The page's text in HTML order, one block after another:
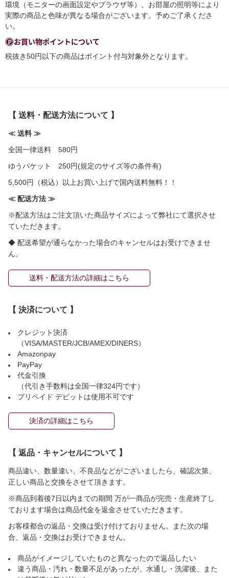
環境（モニターの画面設定やブラウザ等）、お部屋の照明等により
実際の商品と色味が異なる場合がございます。予めご了承くださ
い。
お買い物ポイントについて
税抜き50円以下の商品はポイント付与対象外となります。
【 送料・配送方法について 】
≪ 送料 ≫
全国一律送料 580円
ゆうパケット 250円(規定のサイズ等の条件有)
5,500円（税込）以上お買い上げで国内送料無料！！
≪ 配送方法 ≫
※配送方法はご注文頂いた商品サイズによって弊社にて選択させ
ていただきます。
◆ 配送希望が通らなかった場合のキャンセルはお受けできませ
ん。
送料・配送方法の詳細はこちら
【 決済について 】
クレジット決済
（VISA/MASTER/JCB/AMEX/DINERS）
Amazonpay
PayPay
代金引換
（代引き手数料は全国一律324円です）
プリペイド デビットは使用不可です
決済の詳細はこちら
【 返品・キャンセルについて 】
商品違い、数量違い、不良品などがございましたら、確認次第、
正しい商品と交換をさせて頂きます。
※商品到着後7日以内までの期間 万が一商品が完売・生産終了し
ております場合は商品代金を返金させていただきます。
お客様都合の返品・交換は受け付けておりません。また次の場
合、返品・交換はお受けできません。
商品がイメージしていたものと異なったので返品したい
違う商品・汚れ・数量不足があったが、水通し・洗濯後、また